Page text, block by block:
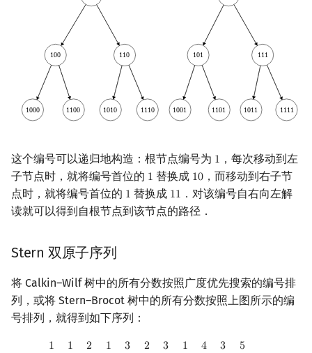
这个编号可以递归地构造：根节点编号为 1
1 ，每次移动到左
子节点时，就将编号首位的 1
1 替换成 10
10 ，而移动到右子节
点时，就将编号首位的 1
1 替换成 11
11 ．对该编号自右向左解
读就可以得到自根节点到该节点的路径．
Stern 双原子序列
将 Calkin–Wilf 树中的所有分数按照广度优先搜索的编号排
列，或将 Stern–Brocot 树中的所有分数按照上图所示的编
号排列，就得到如下序列：
1
1
2
1
3
2
3
1
4
3
5
1, , 2 1 32 23 1, 4, 3, , 5 ⋯